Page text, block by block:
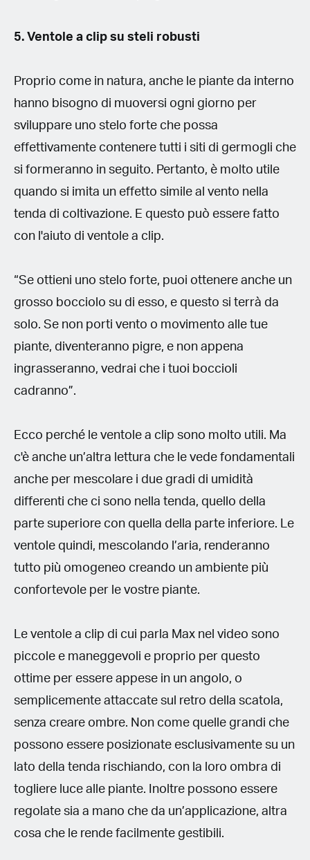
5. Ventole a clip su steli robusti
Proprio come in natura, anche le piante da interno
hanno bisogno di muoversi ogni giorno per
sviluppare uno stelo forte che possa
effettivamente contenere tutti i siti di germogli che
si formeranno in seguito. Pertanto, è molto utile
quando si imita un effetto simile al vento nella
tenda di coltivazione. E questo può essere fatto
con l'aiuto di ventole a clip.
“Se ottieni uno stelo forte, puoi ottenere anche un
grosso bocciolo su di esso, e questo si terrà da
solo. Se non porti vento o movimento alle tue
piante, diventeranno pigre, e non appena
ingrasseranno, vedrai che i tuoi boccioli
cadranno”.
Ecco perché le ventole a clip sono molto utili. Ma
c'è anche un’altra lettura che le vede fondamentali
anche per mescolare i due gradi di umidità
differenti che ci sono nella tenda, quello della
parte superiore con quella della parte inferiore. Le
ventole quindi, mescolando l’aria, renderanno
tutto più omogeneo creando un ambiente più
confortevole per le vostre piante.
Le ventole a clip di cui parla Max nel video sono
piccole e maneggevoli e proprio per questo
ottime per essere appese in un angolo, o
semplicemente attaccate sul retro della scatola,
senza creare ombre. Non come quelle grandi che
possono essere posizionate esclusivamente su un
lato della tenda rischiando, con la loro ombra di
togliere luce alle piante. Inoltre possono essere
regolate sia a mano che da un’applicazione, altra
cosa che le rende facilmente gestibili.